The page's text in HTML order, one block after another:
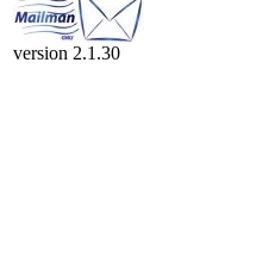
version 2.1.30